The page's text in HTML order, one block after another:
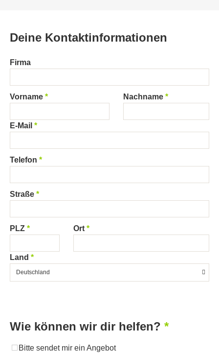
Deine Kontaktinformationen
Firma
Vorname Nachname
E-Mail
Telefon
Straße
PLZ Ort
Land
Wie
wir
Wie können wir dir helfen?
Bitte sendet mir ein Angebot